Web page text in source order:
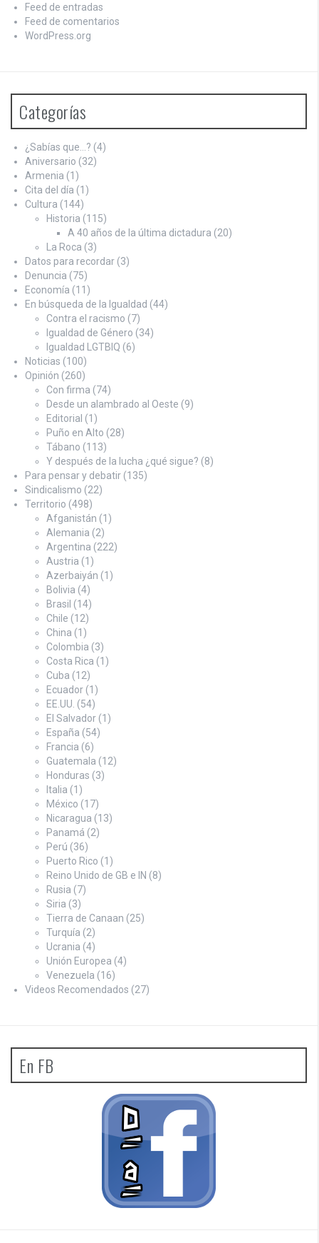
Feed de entradas
Feed de comentarios
WordPress.org
Categorías
¿Sabías que…? (4)
Aniversario (32)
Armenia (1)
Cita del día (1)
Cultura (144)
Historia (115)
A 40 años de la última dictadura (20)
La Roca (3)
Datos para recordar (3)
Denuncia (75)
Economía (11)
En búsqueda de la Igualdad (44)
Contra el racismo (7)
Igualdad de Género (34)
Igualdad LGTBIQ (6)
Noticias (100)
Opinión (260)
Con firma (74)
Desde un alambrado al Oeste (9)
Editorial (1)
Puño en Alto (28)
Tábano (113)
Y después de la lucha ¿qué sigue? (8)
Para pensar y debatir (135)
Sindicalismo (22)
Territorio (498)
Afganistán (1)
Alemania (2)
Argentina (222)
Austria (1)
Azerbaiyán (1)
Bolivia (4)
Brasil (14)
Chile (12)
China (1)
Colombia (3)
Costa Rica (1)
Cuba (12)
Ecuador (1)
EE.UU. (54)
El Salvador (1)
España (54)
Francia (6)
Guatemala (12)
Honduras (3)
Italia (1)
México (17)
Nicaragua (13)
Panamá (2)
Perú (36)
Puerto Rico (1)
Reino Unido de GB e IN (8)
Rusia (7)
Siria (3)
Tierra de Canaan (25)
Turquía (2)
Ucrania (4)
Unión Europea (4)
Venezuela (16)
Videos Recomendados (27)
En FB